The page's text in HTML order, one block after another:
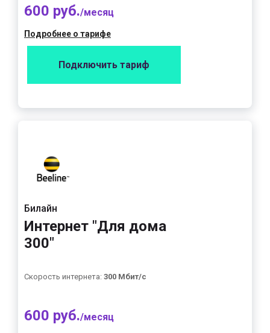
600 руб./месяц
Подробнее о тарифе
Подключить тариф
Билайн
Интернет "Для дома
300"
Скорость интернета: 300 Мбит/с
600 руб./месяц